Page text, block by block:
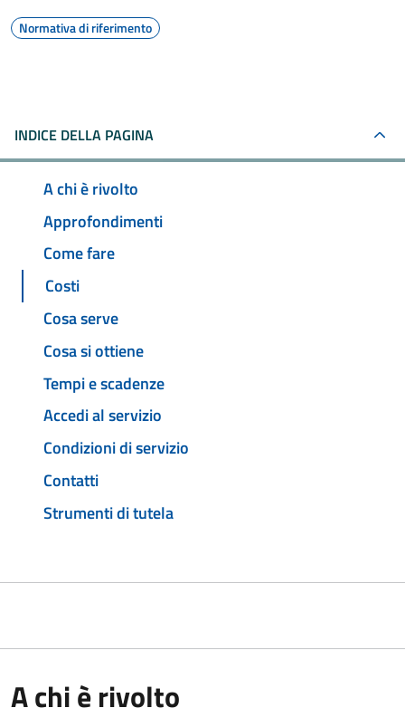
Normativa di riferimento
INDICE DELLA PAGINA
A chi è rivolto
Approfondimenti
Come fare
Costi
Cosa serve
Cosa si ottiene
Tempi e scadenze
Accedi al servizio
Condizioni di servizio
Contatti
Strumenti di tutela
A chi è rivolto